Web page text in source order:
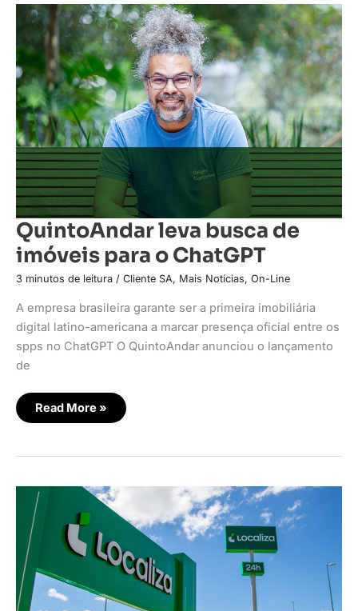
QuintoAndar leva busca de
imóveis para o ChatGPT
3 minutos de leitura / Cliente SA, Mais Notícias, On-Line
A empresa brasileira garante ser a primeira imobiliária
digital latino-americana a marcar presença oficial entre os
spps no ChatGPT O QuintoAndar anunciou o lançamento
de
QuintoAndar
leva
busca
de
imóveis
para
o
ChatGPT
Read More »
Localiza&Co
disponibiliza
aplicativo
direto
ChatGPT
OpenAI